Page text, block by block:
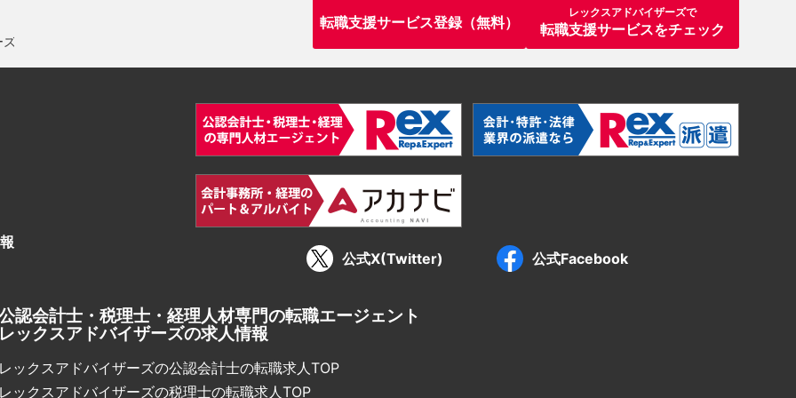
転職支援サービス登録（無料）
レックスアドバイザーズで
転職支援サービスをチェック
公式X(Twitter)
公式Facebook
認会計士・税理士・経理人材専門の転職エージェント
ックスアドバイザーズの求人情報
ックスアドバイザーズの公認会計士の転職求人TOP
ックスアドバイザーズの税理士の転職求人TOP